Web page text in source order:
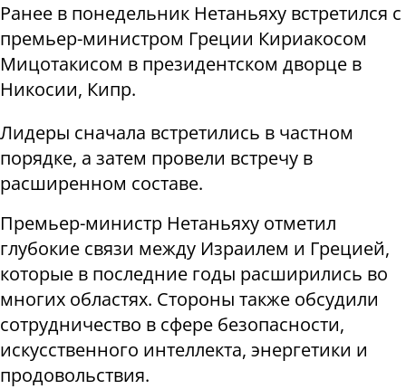
Ранее в понедельник Нетаньяху встретился с
премьер-министром Греции Кириакосом
Мицотакисом в президентском дворце в
Никосии, Кипр.
Лидеры сначала встретились в частном
порядке, а затем провели встречу в
расширенном составе.
Премьер-министр Нетаньяху отметил
глубокие связи между Израилем и Грецией,
которые в последние годы расширились во
многих областях. Стороны также обсудили
сотрудничество в сфере безопасности,
искусственного интеллекта, энергетики и
продовольствия.